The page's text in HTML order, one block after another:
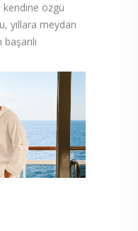
özgü
yıllara meydan